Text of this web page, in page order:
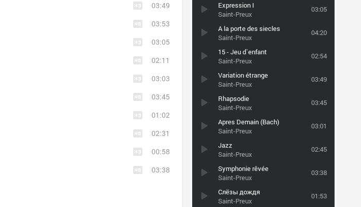
Expression I
Saint-Preux
03:05
A la porte des siecles
Saint-Preux
04:20
15 - Jeu d`enfant
Saint-Preux
02:54
Variation étrange
Saint-Preux
03:49
Rhapsodie
Saint-Preux
03:45
Apres Demain (Bach)
Saint-Preux
03:01
Jazz
Saint-Preux
02:45
Symphonie rêvée
Saint-Preux
03:38
Слёзы дождя
Saint-Preux
01:53
03:49
03:53
03:05
02:11
03:03
03:45
01:02
02:31
00:58
03:38